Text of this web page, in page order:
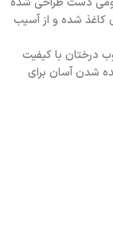
شده و از آسیب
چوب درختان با کیفیت
شدن آسان برای